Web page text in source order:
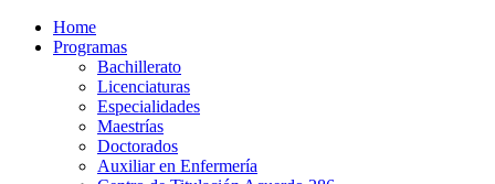
Home
Programas
Bachillerato
Licenciaturas
Especialidades
Maestrías
Doctorados
Auxiliar en Enfermería